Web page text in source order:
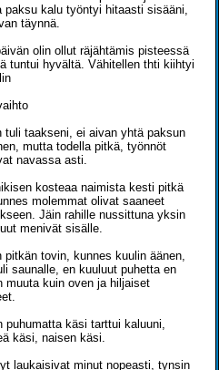
paksu kalu työntyi hitaasti sisääni,
täynnä.
olin ollut räjähtämis pisteessä
tuntui hyvältä. Vähitellen thti kiihtyi
tuli taakseni, ei aivan yhtä paksun
mutta todella pitkä, työnnöt
navassa asti.
kosteaa naimista kesti pitkä
molemmat olivat saaneet
Jäin rahille nussittuna yksin
menivät sisälle.
pitkän tovin, kunnes kuulin äänen,
saunalle, en kuuluut puhetta en
muuta kuin oven ja hiljaiset
puhumatta käsi tarttui kaluuni,
käsi, naisen käsi.
laukaisivat minut nopeasti, tynsin